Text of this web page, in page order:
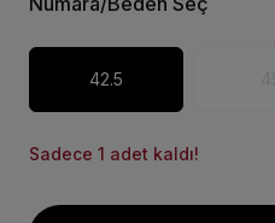
42.5
Sadece 1 adet kaldı!